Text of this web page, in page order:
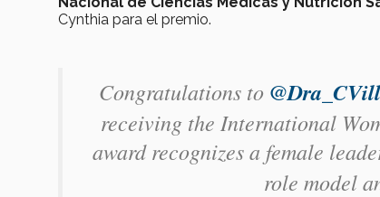
Cynthia para el premio.
Congratulations to
receiving the International
award recognizes a female
role model